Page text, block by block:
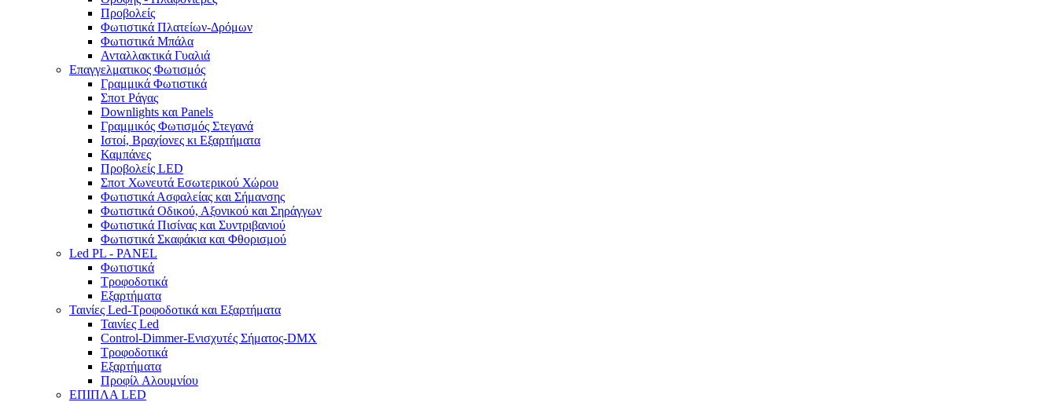
Προβολείς
Φωτιστικά Πλατείων-Δρόμων
Φωτιστικά Μπάλα
Ανταλλακτικά Γυαλιά
Επαγγελματικος Φωτισμός
Γραμμικά Φωτιστικά
Σποτ Ράγας
Downlights και Panels
Γραμμικός Φωτισμός Στεγανά
Ιστοί, Βραχίονες κι Εξαρτήματα
Καμπάνες
Προβολείς LED
Σποτ Χωνευτά Εσωτερικού Χώρου
Φωτιστικά Ασφαλείας και Σήμανσης
Φωτιστικά Οδικού, Αξονικού και Σηράγγων
Φωτιστικά Πισίνας και Συντριβανιού
Φωτιστικά Σκαφάκια και Φθορισμού
Led PL - PANEL
Φωτιστικά
Τροφοδοτικά
Εξαρτήματα
Ταινίες Led-Τροφοδοτικά και Εξαρτήματα
Ταινίες Led
Control-Dimmer-Ενισχυτές Σήματος-DMX
Τροφοδοτικά
Εξαρτήματα
Προφίλ Αλουμνίου
ΕΠΙΠΛΑ LED